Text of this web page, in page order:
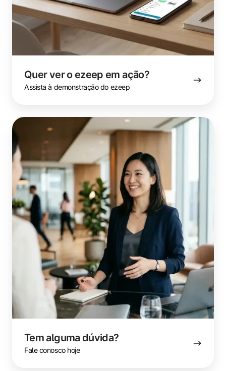
Quer ver o ezeep em ação?
Assista à demonstração do ezeep
Tem alguma dúvida?
Fale conosco hoje
Tem
alguma
dúvida?